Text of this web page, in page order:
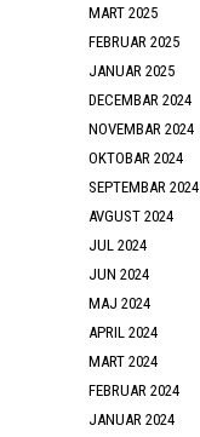
MART 2025
FEBRUAR 2025
JANUAR 2025
DECEMBAR 2024
NOVEMBAR 2024
OKTOBAR 2024
SEPTEMBAR 2024
AVGUST 2024
JUL 2024
JUN 2024
MAJ 2024
APRIL 2024
MART 2024
FEBRUAR 2024
JANUAR 2024